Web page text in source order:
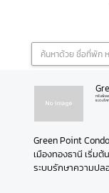
กรีนพ้อย
แขวงโค
Green Point
เมืองทองธานี เริ่ม
ระบบรักษาความปล